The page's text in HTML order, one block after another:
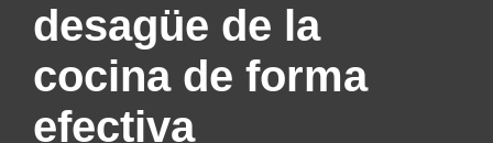
desagüe de la
cocina de forma
efectiva